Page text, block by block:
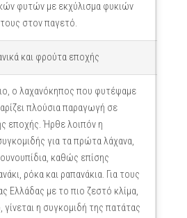
φυτών με εκχύλισμα φυκιών
τους στον παγετό.
και φρούτα εποχής
ο λαχανόκηπος που φυτέψαμε
πλούσια παραγωγή σε
εποχής. Ήρθε λοιπόν η
για τα πρώτα λάχανα,
καθώς επίσης
ρόκα και ραπανάκια. Για τους
Ελλάδας με το πιο ζεστό κλίμα,
η συγκομιδή της πατάτας